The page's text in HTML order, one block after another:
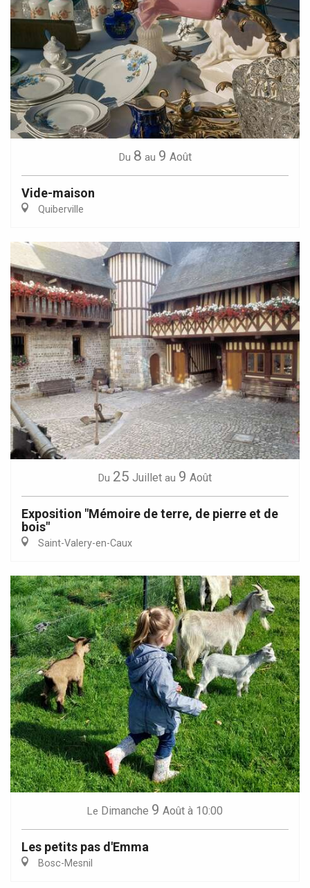
Du 8 au 9 Août
Vide-maison
Quiberville
Du 25 Juillet au 9 Août
Exposition "Mémoire de terre, de pierre et de
bois"
Saint-Valery-en-Caux
Le Dimanche 9 Août à 10:00
Les petits pas d'Emma
Bosc-Mesnil